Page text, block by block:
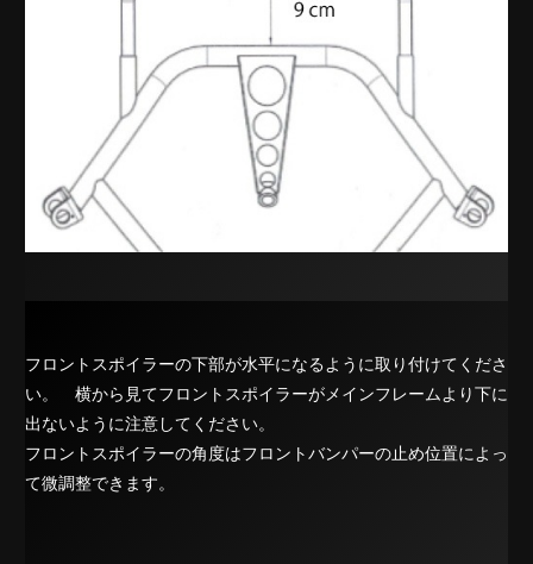
フロントスポイラーの下部が水平になるように取り付けてくださ
い。 横から見てフロントスポイラーがメインフレームより下に
出ないように注意してください。
フロントスポイラーの角度はフロントバンパーの止め位置によっ
て微調整できます。